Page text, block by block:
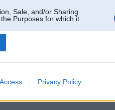
Sale, and/or Sharing
Purposes for which it
Privacy Policy